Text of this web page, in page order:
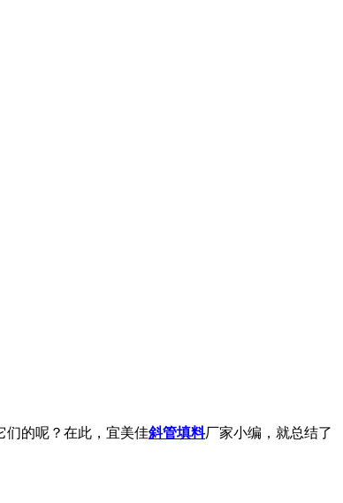
们的呢？在此，宜美佳斜管填料厂家小编，就总结了